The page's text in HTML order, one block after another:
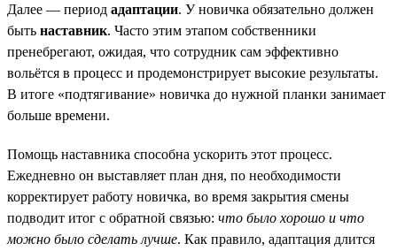
Далее — период адаптации. У новичка обязательно должен
быть наставник. Часто этим этапом собственники
пренебрегают, ожидая, что сотрудник сам эффективно
вольётся в процесс и продемонстрирует высокие результаты.
В итоге «подтягивание» новичка до нужной планки занимает
больше времени.
Помощь наставника способна ускорить этот процесс.
Ежедневно он выставляет план дня, по необходимости
корректирует работу новичка, во время закрытия смены
подводит итог с обратной связью: что было хорошо и что
можно было сделать лучше. Как правило, адаптация длится